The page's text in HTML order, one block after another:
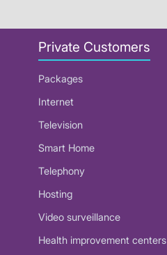
Private Customers
Packages
Internet
Television
Smart Home
Telephony
Hosting
Video surveillance
Health improvement centers